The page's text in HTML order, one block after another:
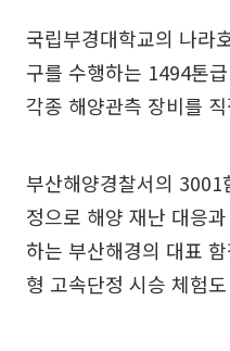
국립부경대학교의 나라
구를 수행하는 1494톤
각종 해양관측 장비를
부산해양경찰서의
정으로 해양 재난 대응
하는 부산해경의 대표
형 고속단정 시승 체험